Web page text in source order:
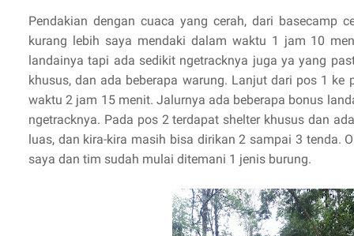
Pendakian dengan cuaca yang cerah, dari basecamp
kurang lebih saya mendaki dalam waktu 1 jam 10
landainya tapi ada sedikit ngetracknya juga ya yang
khusus, dan ada beberapa warung. Lanjut dari pos 1 ke
waktu 2 jam 15 menit. Jalurnya ada beberapa bonus
ngetracknya. Pada pos 2 terdapat shelter khusus dan
luas, dan kira-kira masih bisa dirikan 2 sampai 3 tenda.
saya dan tim sudah mulai ditemani 1 jenis burung.